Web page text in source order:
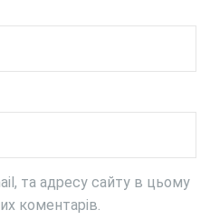
та адресу сайту в цьому
коментарів.